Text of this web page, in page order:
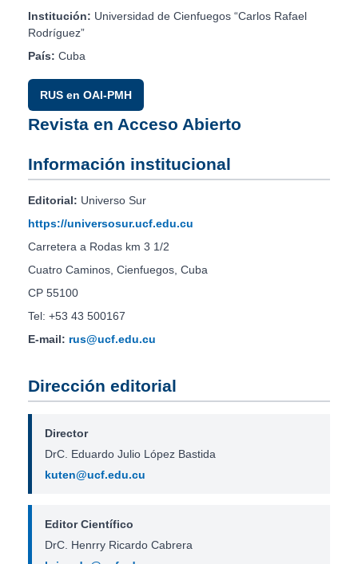
Institución: Universidad de Cienfuegos “Carlos Rafael
Rodríguez”
País: Cuba
RUS en OAI-PMH
Revista en Acceso Abierto
Información institucional
Editorial: Universo Sur
https://universosur.ucf.edu.cu
Carretera a Rodas km 3 1/2
Cuatro Caminos, Cienfuegos, Cuba
CP 55100
Tel: +53 43 500167
E-mail: rus@ucf.edu.cu
Dirección editorial
Director
DrC. Eduardo Julio López Bastida
kuten@ucf.edu.cu
Editor Científico
DrC. Henrry Ricardo Cabrera